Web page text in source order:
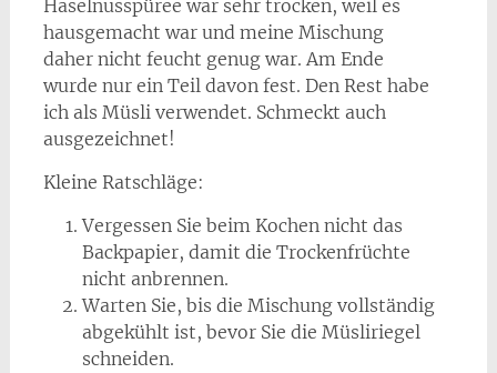
Haselnusspüree war sehr trocken, weil es
hausgemacht war und meine Mischung
daher nicht feucht genug war. Am Ende
wurde nur ein Teil davon fest. Den Rest habe
ich als Müsli verwendet. Schmeckt auch
ausgezeichnet!
Kleine Ratschläge:
Vergessen Sie beim Kochen nicht das
Backpapier, damit die Trockenfrüchte
nicht anbrennen.
Warten Sie, bis die Mischung vollständig
abgekühlt ist, bevor Sie die Müsliriegel
schneiden.